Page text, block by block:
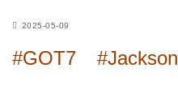
2025-05-09
#GOT7 #Jackson